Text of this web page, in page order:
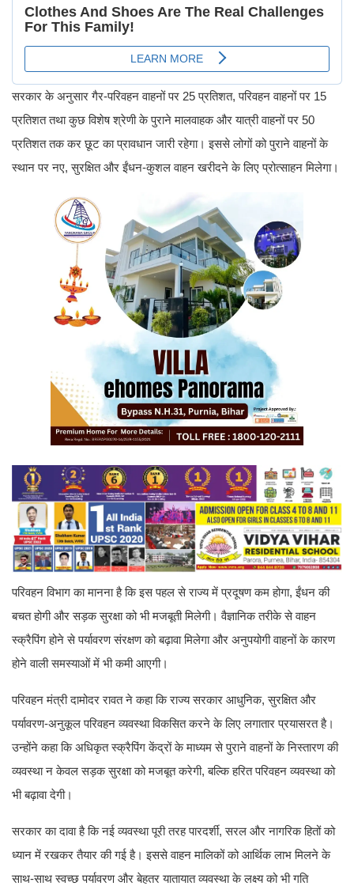
सरकार के अनुसार गैर-परिवहन वाहनों पर 25 प्रतिशत, परिवहन वाहनों पर 15
प्रतिशत तथा कुछ विशेष श्रेणी के पुराने मालवाहक और यात्री वाहनों पर 50
प्रतिशत तक कर छूट का प्रावधान जारी रहेगा। इससे लोगों को पुराने वाहनों के
स्थान पर नए, सुरक्षित और ईंधन-कुशल वाहन खरीदने के लिए प्रोत्साहन मिलेगा।
परिवहन विभाग का मानना है कि इस पहल से राज्य में प्रदूषण कम होगा, ईंधन की
बचत होगी और सड़क सुरक्षा को भी मजबूती मिलेगी। वैज्ञानिक तरीके से वाहन
स्क्रैपिंग होने से पर्यावरण संरक्षण को बढ़ावा मिलेगा और अनुपयोगी वाहनों के कारण
होने वाली समस्याओं में भी कमी आएगी।
परिवहन मंत्री दामोदर रावत ने कहा कि राज्य सरकार आधुनिक, सुरक्षित और
पर्यावरण-अनुकूल परिवहन व्यवस्था विकसित करने के लिए लगातार प्रयासरत है।
उन्होंने कहा कि अधिकृत स्क्रैपिंग केंद्रों के माध्यम से पुराने वाहनों के निस्तारण की
व्यवस्था न केवल सड़क सुरक्षा को मजबूत करेगी, बल्कि हरित परिवहन व्यवस्था को
भी बढ़ावा देगी।
सरकार का दावा है कि नई व्यवस्था पूरी तरह पारदर्शी, सरल और नागरिक हितों को
ध्यान में रखकर तैयार की गई है। इससे वाहन मालिकों को आर्थिक लाभ मिलने के
साथ-साथ स्वच्छ पर्यावरण और बेहतर यातायात व्यवस्था के लक्ष्य को भी गति